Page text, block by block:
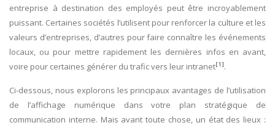
entreprise à destination des employés peut être incroyablement
puissant. Certaines sociétés l’utilisent pour renforcer la culture et les
valeurs d’entreprises, d’autres pour faire connaître les événements
locaux, ou pour mettre rapidement les dernières infos en avant,
voire pour certaines générer du trafic vers leur intranet[1].
Ci-dessous, nous explorons les principaux avantages de l’utilisation
de l’affichage numérique dans votre plan stratégique de
communication interne. Mais avant toute chose, un état des lieux :